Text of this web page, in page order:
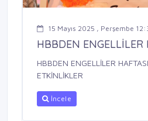
15 Mayıs 2025 , Perşembe
HBBDEN ENGELLİLER
HBBDEN ENGELLİLER
ETKİNLİKLER
İncele